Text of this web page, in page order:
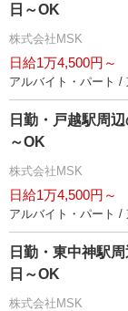
日～OK
株式会社MSK
日給1万4,500円～
アルバイト・パート /
日勤・戸越駅周
～OK
株式会社MSK
日給1万4,500円～
アルバイト・パート /
日勤・東中神駅
日～OK
株式会社MSK